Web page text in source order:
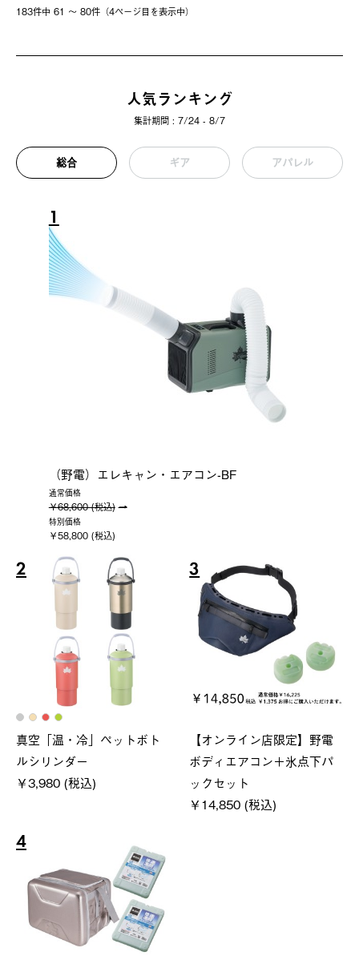
183件中 61 〜 80件（4ページ⽬を表⽰中）
人気ランキング
集計期間 : 7/24 - 8/7
総合 ギア アパレル
1
（野電）エレキャン・エアコン-BF
通常価格
￥68,600 (税込)
特別価格
￥58,800 (税込)
2
真空「温・冷」ペットボト
ルシリンダー
￥3,980 (税込)
3
【オンライン店限定】野電
ボディエアコン＋氷点下パ
ックセット
￥14,850 (税込)
4